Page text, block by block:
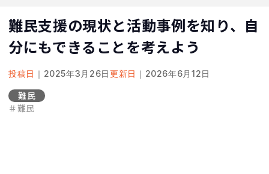
難民支援の現状と活動事例を知り、自
分にもできることを考えよう
投稿日 ｜2025年3月26日更新日 ｜2026年6月12日
難民
＃難民